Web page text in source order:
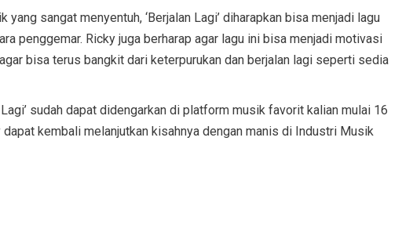
sangat menyentuh, ‘Berjalan Lagi’ diharapkan bisa menjadi lagu
penggemar. Ricky juga berharap agar lagu ini bisa menjadi motivasi
bisa terus bangkit dari keterpurukan dan berjalan lagi seperti sedia
sudah dapat didengarkan di platform musik favorit kalian mulai 16
kembali melanjutkan kisahnya dengan manis di Industri Musik